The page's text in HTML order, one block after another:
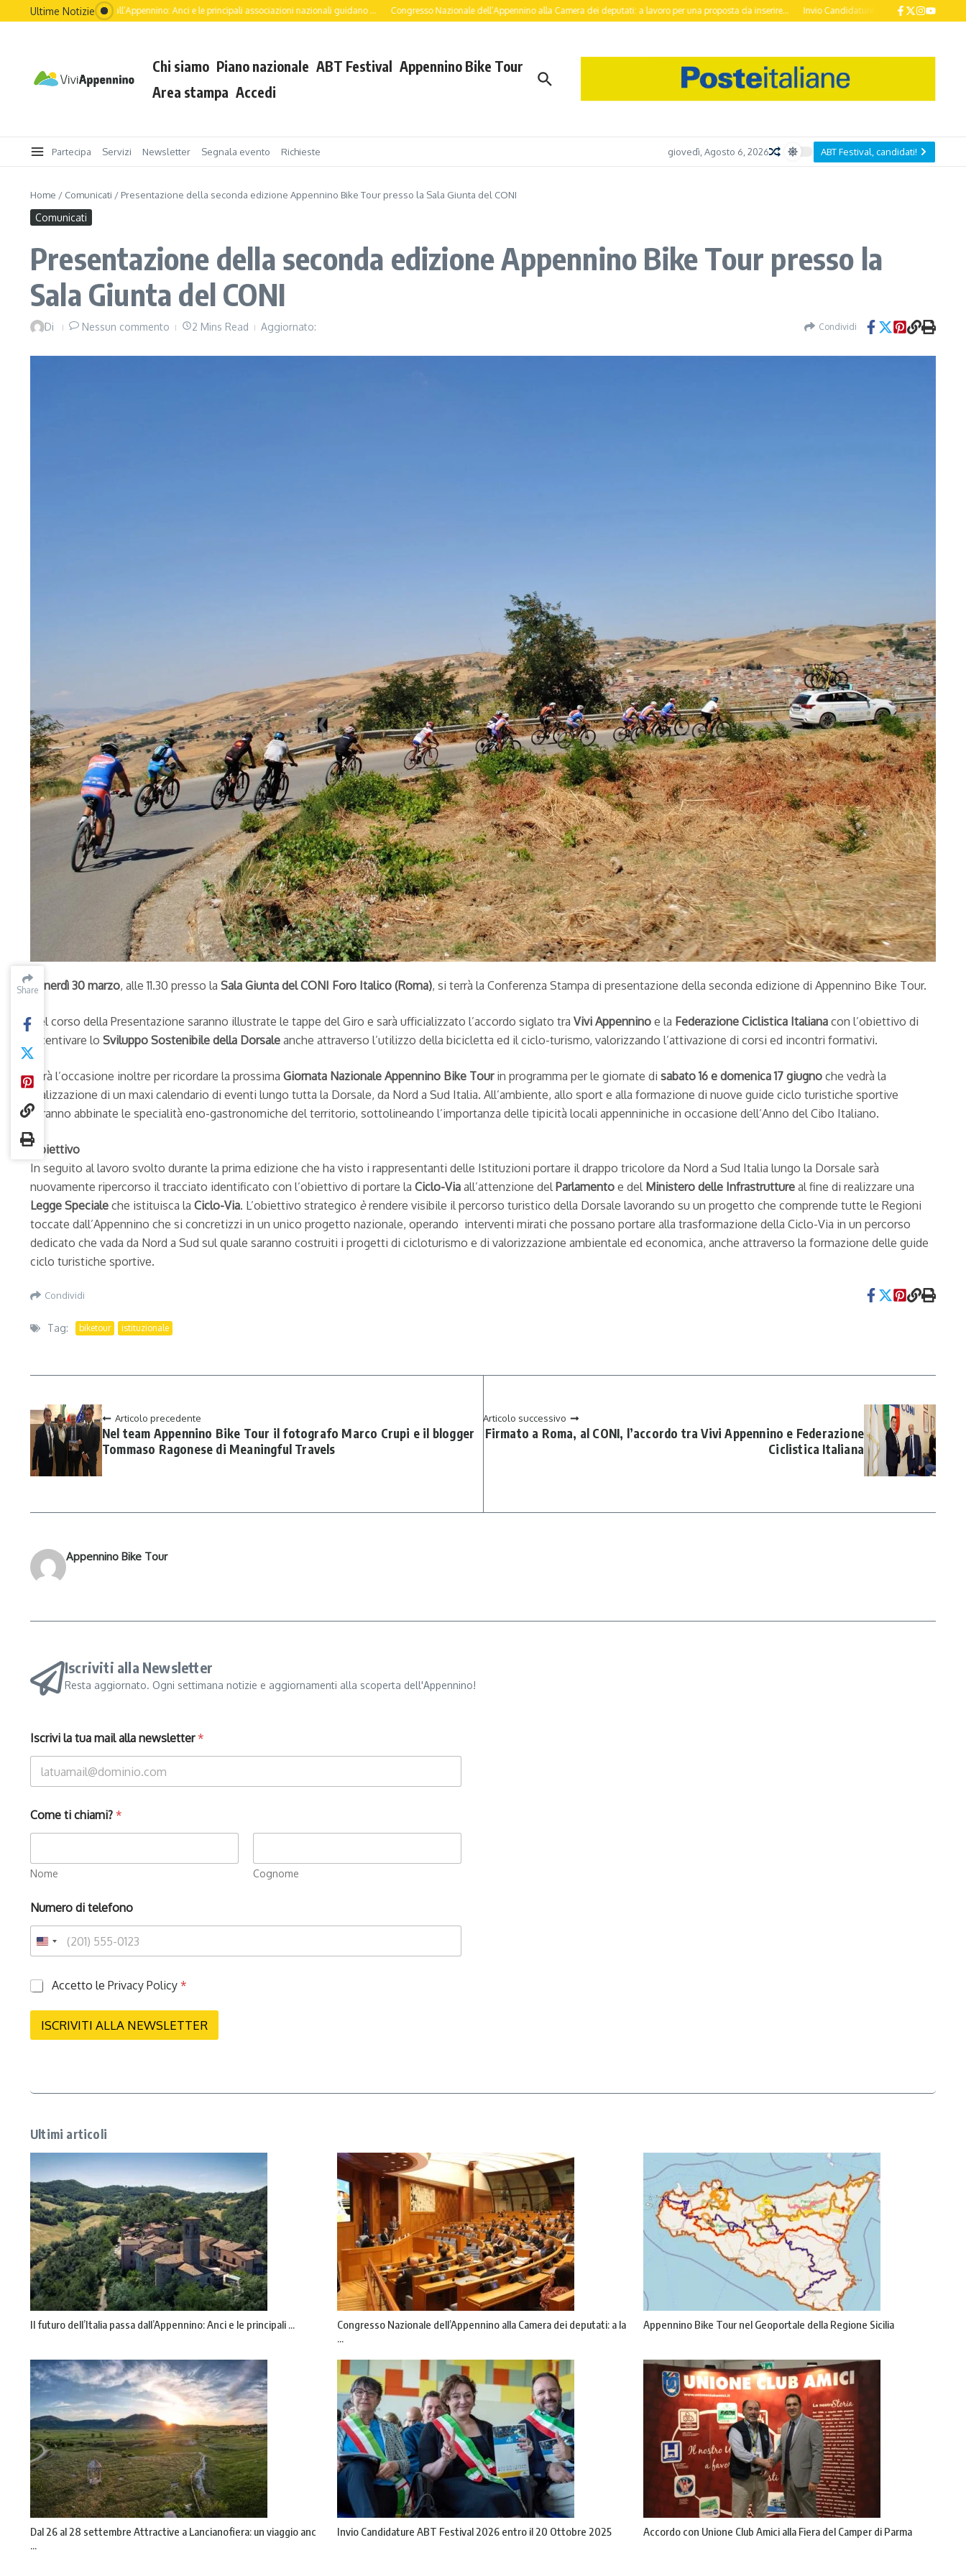
Salta al contenuto
Ultime Notizie
dell’Italia passa dall’Appennino: Anci e le principali associazioni nazionali guidano ... Congresso Nazionale dell’Appennino alla Camera dei deputati: a lavoro per una proposta da inserire... Invio Candidature ABT Festival 2026 entro il 20
Chi siamo Piano nazionale ABT Festival Appennino Bike Tour
Area stampa Accedi
Partecipa Servizi Newsletter Segnala evento Richieste giovedì, Agosto 6, 2026 ABT Festival, candidati!
Home / Comunicati / Presentazione della seconda edizione Appennino Bike Tour presso la Sala Giunta del CONI
Comunicati
Presentazione della seconda edizione Appennino Bike Tour presso la
Sala Giunta del CONI
Di Nessun commento 2 Mins Read Aggiornato: Condividi
ShareVenerdì 30 marzo, alle 11.30 presso la Sala Giunta del CONI Foro Italico (Roma), si terrà la Conferenza Stampa di presentazione della seconda edizione di Appennino Bike Tour.
Nel corso della Presentazione saranno illustrate le tappe del Giro e sarà ufficializzato l’accordo siglato tra Vivi Appennino e la Federazione Ciclistica Italiana con l’obiettivo di
incentivare lo Sviluppo Sostenibile della Dorsale anche attraverso l’utilizzo della bicicletta ed il ciclo-turismo, valorizzando l’attivazione di corsi ed incontri formativi.
Sarà l’occasione inoltre per ricordare la prossima Giornata Nazionale Appennino Bike Tour in programma per le giornate di sabato 16 e domenica 17 giugno che vedrà la
realizzazione di un maxi calendario di eventi lungo tutta la Dorsale, da Nord a Sud Italia. All’ambiente, allo sport e alla formazione di nuove guide ciclo turistiche sportive
saranno abbinate le specialità eno-gastronomiche del territorio, sottolineando l’importanza delle tipicità locali appenniniche in occasione dell’Anno del Cibo Italiano.
Obiettivo
In seguito al lavoro svolto durante la prima edizione che ha visto i rappresentanti delle Istituzioni portare il drappo tricolore da Nord a Sud Italia lungo la Dorsale sarà
nuovamente ripercorso il tracciato identificato con l’obiettivo di portare la Ciclo-Via all’attenzione del Parlamento e del Ministero delle Infrastrutture al fine di realizzare una
Legge Speciale che istituisca la Ciclo-Via. L’obiettivo strategico èrendere visibile il percorso turistico della Dorsale lavorando su un progetto che comprende tutte le Regioni
toccate dall’Appennino che si concretizzi in un unico progetto nazionale, operando interventi mirati che possano portare alla trasformazione della Ciclo-Via in un percorso
dedicato che vada da Nord a Sud sul quale saranno costruiti i progetti di cicloturismo e di valorizzazione ambientale ed economica, anche attraverso la formazione delle guide
ciclo turistiche sportive.
Condividi
Tag: biketour istituzionale
Articolo precedente
Nel team Appennino Bike Tour il fotografo Marco Crupi e il blogger
Tommaso Ragonese di Meaningful Travels
Articolo successivo
Firmato a Roma, al CONI, l’accordo tra Vivi Appennino e Federazione
Ciclistica Italiana
Appennino Bike Tour
Iscriviti alla Newsletter
Resta aggiornato. Ogni settimana notizie e aggiornamenti alla scoperta dell'Appennino!
Iscrivi la tua mail alla newsletter*
Come ti chiami? *
Nome Cognome
Numero di telefono
P
i
a
Accetto le Privacy Policy *
ISCRIVITI ALLA NEWSLETTER
Ultimi articoli
Il futuro dell’Italia passa dall’Appennino: Anci e le principali ...
Congresso Nazionale dell’Appennino alla Camera dei deputati: a la
...
Appennino Bike Tour nel Geoportale della Regione Sicilia
Dal 26 al 28 settembre Attractive a Lancianofiera: un viaggio anc
...
Invio Candidature ABT Festival 2026 entro il 20 Ottobre 2025 Accordo con Unione Club Amici alla Fiera del Camper di Parma
Share